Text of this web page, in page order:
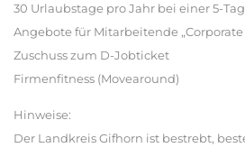
30 Urlaubstage pro Jahr bei einer 5-
Angebote für Mitarbeitende „Corporate
Zuschuss zum D-Jobticket
Firmenfitness (Movearound)
Hinweise:
Der Landkreis Gifhorn ist bestrebt,